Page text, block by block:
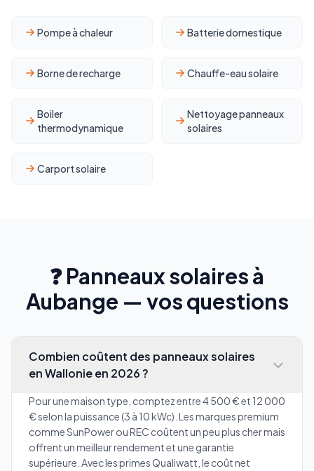
Pompe à chaleur Batterie domestique
Borne de recharge Chauffe-eau solaire
Boiler
thermodynamique
Nettoyage panneaux
solaires
Carport solaire
❓ Panneaux solaires à
Aubange — vos questions
Combien coûtent des panneaux solaires
en Wallonie en 2026 ?
Pour une maison type, comptez entre 4 500 € et 12 000
€ selon la puissance (3 à 10 kWc). Les marques premium
comme SunPower ou REC coûtent un peu plus cher mais
offrent un meilleur rendement et une garantie
supérieure. Avec les primes Qualiwatt, le coût net